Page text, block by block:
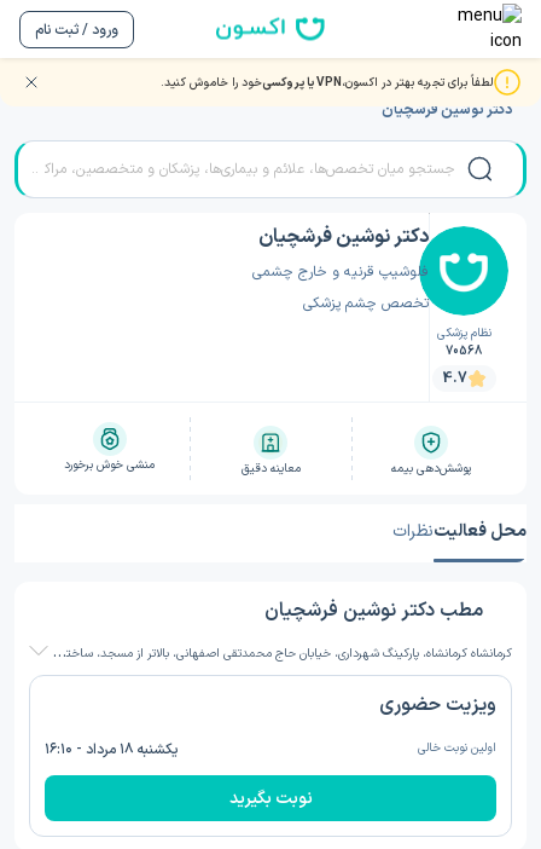
ورود / ثبت نام
لطفاً برای تجربه بهتر در اکسون،VPN یا پروکسی خود را خاموش کنید. صفحه اصلی/دکتر قرنیه و خارج چشمی/دکتر قرنیه و خارج چشمی کرمانشاه
دکتر نوشین فرشچیان
نظام پزشکی
70568
4.7
دکتر نوشین فرشچیان
فلوشیپ قرنیه و خارج چشمی
تخصص چشم پزشکی
پوشش‌دهی بیمه معاینه دقیق منشی خوش برخورد
محل فعالیتنظرات
مطب دکتر نوشین فرشچیان
ک
رمانشاه کرمانشاه، پارکینگ شهرداری، خیابان حاج محمدتقی اصفهانی، بالاتر از مسجد، ساختمان پزشکان کوثر بر اساس مصوبه هیات دولت امسال هزینه عینک ۳۷۰هزارتومن علاوه بر مبلغ ویزیت هست
ویزیت حضوری
اولین نوبت خالی یکشنبه ۱۸ مرداد - ۱۶:۱۰
نوبت بگیرید